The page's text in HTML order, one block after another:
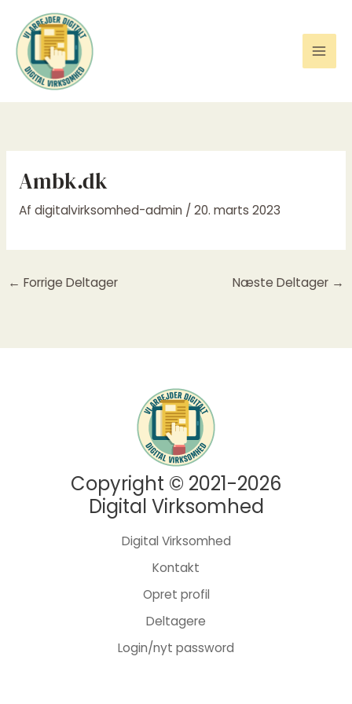
indholdet
Ambk.dk
Af digitalvirksomhed-admin / 20. marts 2023
← Forrige Deltager Næste Deltager →
Copyright © 2021-2026
Digital Virksomhed
Digital Virksomhed
Kontakt
Opret profil
Deltagere
Login/nyt password